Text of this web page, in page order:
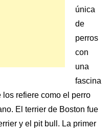
única
de
perros
con
una
fascina
refiere como el perro
El terrier de Boston fue
y el pit bull. La primer